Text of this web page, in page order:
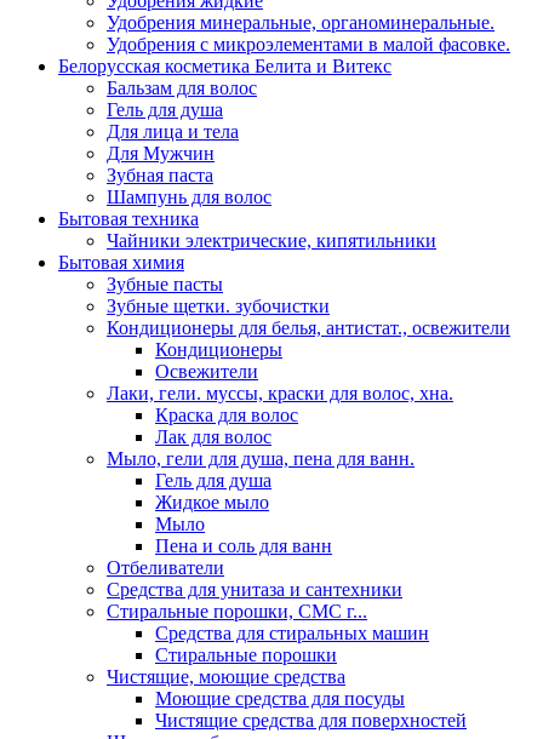
Удобрения минеральные, органоминеральные.
Удобрения с микроэлементами в малой фасовке.
Белорусская косметика Белита и Витекс
Бальзам для волос
Гель для душа
Для лица и тела
Для Мужчин
Зубная паста
Шампунь для волос
Бытовая техника
Чайники электрические, кипятильники
Бытовая химия
Зубные пасты
Зубные щетки. зубочистки
Кондиционеры для белья, антистат., освежители
Кондиционеры
Освежители
Лаки, гели. муссы, краски для волос, хна.
Краска для волос
Лак для волос
Мыло, гели для душа, пена для ванн.
Гель для душа
Жидкое мыло
Мыло
Пена и соль для ванн
Отбеливатели
Средства для унитаза и сантехники
Стиральные порошки, СМС г...
Средства для стиральных машин
Стиральные порошки
Чистящие, моющие средства
Моющие средства для посуды
Чистящие средства для поверхностей